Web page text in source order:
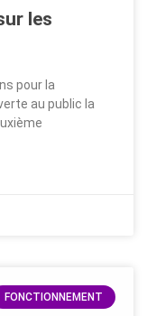
les
pour la
au public la
FONCTIONNEMENT